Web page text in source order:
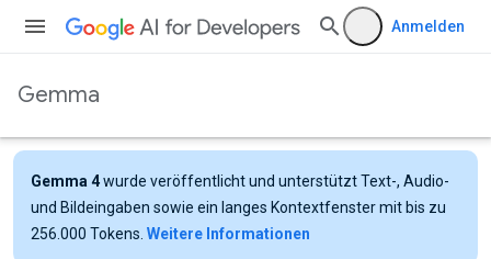
Anmelden
Gemma
Gemma 4wurde veröffentlicht und unterstützt Text-, Audio-
und Bildeingaben sowie ein langes Kontextfenster mit bis zu
256.000 Tokens. Weitere Informationen